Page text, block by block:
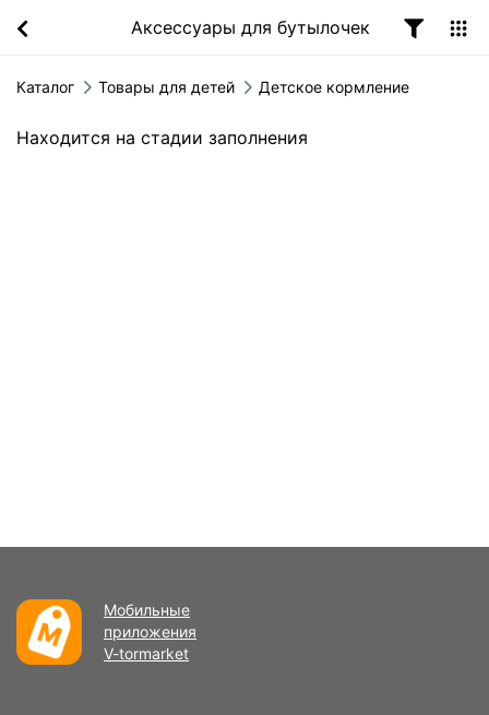
Аксессуары для бутылочек
Каталог Товары для детей Детское кормление
Находится на стадии заполнения
Мобильные
приложения
V-tormarket